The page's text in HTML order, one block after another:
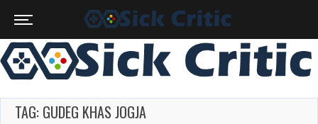
TAG: GUDEG KHAS JOGJA